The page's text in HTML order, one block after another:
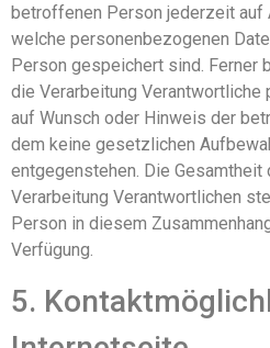
betroffenen Person jederzeit auf
welche personenbezogenen
Person gespeichert sind. Ferner
die Verarbeitung Verantwortliche
auf Wunsch oder Hinweis der
dem keine gesetzlichen
entgegenstehen. Die
Verarbeitung Verantwortlichen
Person in diesem
Verfügung.
5.